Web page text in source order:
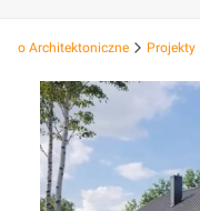
Architektoniczne Projekty